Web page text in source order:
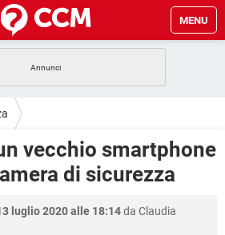
MENU
WINDOWS 10
WHATSAPP
ANDROID
WHATSAPP
GAMING
GAMING
vecchio smartphone
di sicurezza
luglio 2020 alle 18:14da Claudia